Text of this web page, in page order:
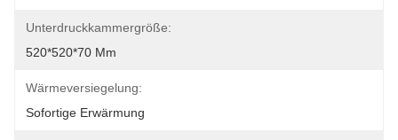
Unterdruckkammergröße:
520*520*70 Mm
Wärmeversiegelung:
Sofortige Erwärmung